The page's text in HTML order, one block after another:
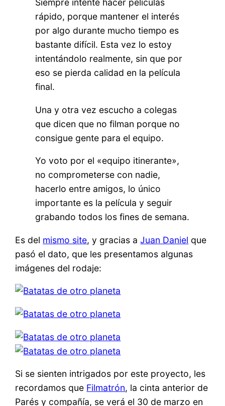
Siempre intenté hacer películas
rápido, porque mantener el interés
por algo durante mucho tiempo es
bastante difícil. Esta vez lo estoy
intentándolo realmente, sin que por
eso se pierda calidad en la película
final.
Una y otra vez escucho a colegas
que dicen que no filman porque no
consigue gente para el equipo.
Yo voto por el «equipo itinerante»,
no comprometerse con nadie,
hacerlo entre amigos, lo único
importante es la película y seguir
grabando todos los fines de semana.
Es del mismo site, y gracias aJuan Daniel que
pasó el dato, que les presentamos algunas
imágenes del rodaje:
Si se sienten intrigados por este proyecto, les
recordamos que Filmatrón, la cinta anterior de
Parés y compañía, se verá el 30 de marzo en